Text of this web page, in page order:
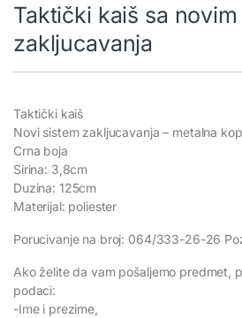
Taktički kaiš sa
zakljucavanja
Taktički kaiš
Novi sistem zakljucavanja – metalna
Crna boja
Sirina: 3,8cm
Duzina: 125cm
Materijal: poliester
Porucivanje na broj: 064/333-26-26
Ako želite da vam pošaljemo predmet,
podaci:
-Ime i prezime,